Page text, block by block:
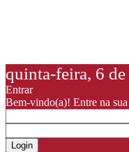
quinta-feira, 6
Entrar
Bem-vindo(a)! Entre na sua